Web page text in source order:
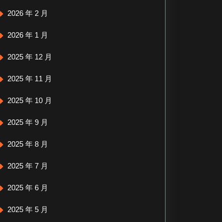
2026 年 2 月
2026 年 1 月
2025 年 12 月
2025 年 11 月
2025 年 10 月
2025 年 9 月
2025 年 8 月
2025 年 7 月
2025 年 6 月
2025 年 5 月